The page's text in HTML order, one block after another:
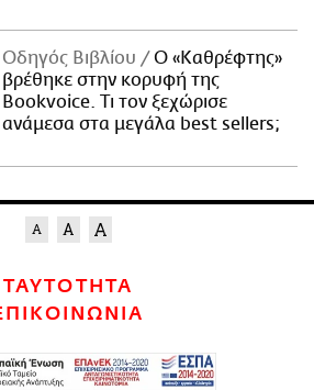
Οδηγός Βιβλίου
Ο «Καθρέφτης»
βρέθηκε στην κορυφή της
Bookvoice. Τι τον ξεχώρισε
ανάμεσα στα μεγάλα best sellers;
ΤΑΥΤΟΤΗΤΑ